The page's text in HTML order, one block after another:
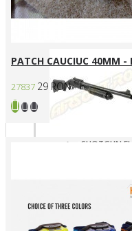
SHOTGUN
Mass
PATCH CAUCIUC 40MM -
27837 29 RON